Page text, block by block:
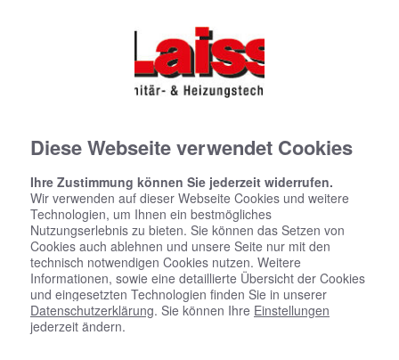
Diese Webseite verwendet Cookies
Ihre Zustimmung können Sie jederzeit widerrufen.
Wir verwenden auf dieser Webseite Cookies und weitere
Technologien, um Ihnen ein bestmögliches
Nutzungserlebnis zu bieten. Sie können das Setzen von
Cookies auch ablehnen und unsere Seite nur mit den
technisch notwendigen Cookies nutzen. Weitere
Informationen, sowie eine detaillierte Übersicht der Cookies
und eingesetzten Technologien finden Sie in unserer
Datenschutzerklärung. Sie können Ihre Einstellungen
jederzeit ändern.